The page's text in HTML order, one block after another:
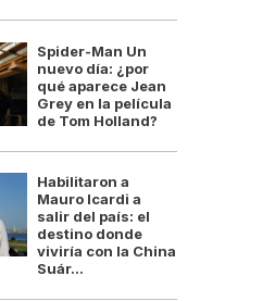
Spider-Man Un
nuevo día: ¿por
qué aparece Jean
Grey en la película
de Tom Holland?
Habilitaron a
Mauro Icardi a
salir del país: el
destino donde
viviría con la China
Suár...